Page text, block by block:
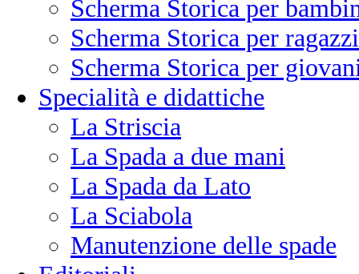
Scherma Storica per
Scherma Storica per ragazzi
Scherma Storica per
Specialità e didattiche
La Striscia
La Spada a due mani
La Spada da Lato
La Sciabola
Manutenzione delle spade